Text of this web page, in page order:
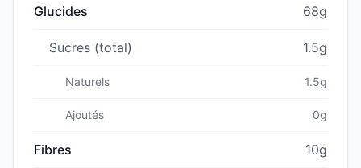
Glucides 68g
Sucres (total) 1.5g
Naturels 1.5g
Ajoutés 0g
Fibres 10g